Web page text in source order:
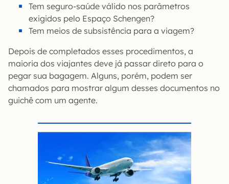
Tem seguro-saúde válido nos parâmetros
exigidos pelo Espaço Schengen?
Tem meios de subsistência para a viagem?
Depois de completados esses procedimentos, a
maioria dos viajantes deve já passar direto para o
pegar sua bagagem. Alguns, porém, podem ser
chamados para mostrar algum desses documentos no
guichê com um agente.